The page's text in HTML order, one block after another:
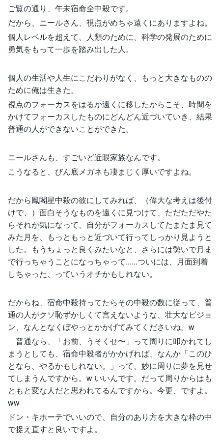
ご覧の通り、午未宿命全中殺です。
だから、ニールさん、視点がめちゃ遠くにありますよね。
個人レベルを超えて、人類のために、科学の発展のために
勇気をもって一歩を踏み出した人。
個人の生活や人生にこだわりがなく、もっと大きなものの
ために俺は生きた。
視点のフォーカスをはるか遠くに移したからこそ、時間を
かけてフォーカスしたものにどんどん近づいていき、結果
普通の人ができないことができた。
ニールさんも、すごいど近眼家族なんです。
こうなると、びん底メガネも凄まじく厚いですよね。
だから鳳閣星中殺の彼にしてみれば、（偉大な考えは後付
けで、）面白そうなものを遠くに見つけて、ただただやた
らそれが気になって、自分がフォーカスしてたまたま見て
みた月を、もっともっと近づいて行ってしっかり見ようと
した。もうちょっと良くみたいなと、さらには勢いで月ま
で行っちゃうことになっちゃって......ついには、月面到着
しちゃった、っていうオチかもしれない。
だからね、宿命中殺持ってたらその中殺の数に従って、普
通の人がクソ恥ずかしくて言えないような、壮大なビジョ
ン、なんとなくぼやっとかかげてみてくださいね。w
普通なら、「お前、うそくせ〜」って周りに叩かれてし
まうとしても、宿命中殺者がかかげれば、なんか「このひ
となら、やるかもしれない。」って、妙に周りに夢を見せ
てしまうんですから。w いいんです。だって周りからはも
ともと変な人だと思われてるんですから。今更、ですよ。
ww
ドン・キホーテでいいので、自分のあり方を大きな枠の中
で捉え直すと良いですよ。